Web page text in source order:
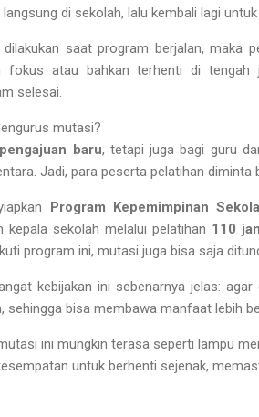
di sekolah, lalu kembali lagi
saat program berjalan, maka
fokus atau bahkan terhenti di
selesai.
mutasi?
baru, tetapi juga bagi guru
Jadi, para peserta pelatihan diminta
Program Kepemimpinan
kepala sekolah melalui pelatihan 110
program ini, mutasi juga bisa saja
kebijakan ini sebenarnya jelas:
bisa membawa manfaat lebih
ini mungkin terasa seperti lampu
untuk berhenti sejenak,